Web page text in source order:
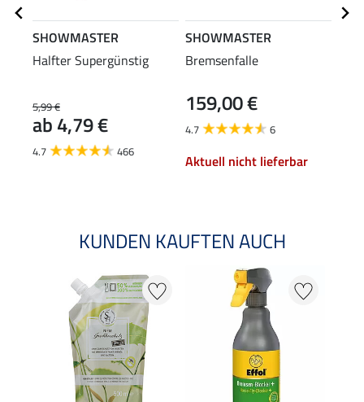
SHOWMASTER
Halfter Supergünstig
5,99 €
ab 4,79 €
4.7 466
SHOWMASTER
Bremsenfalle
159,00 €
4.7 6
Aktuell nicht lieferbar
KUNDEN KAUFTEN AUCH